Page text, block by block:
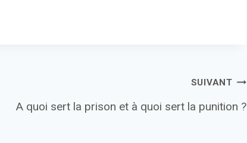
SUIVANT
A quoi sert la prison et à quoi sert la punition ?